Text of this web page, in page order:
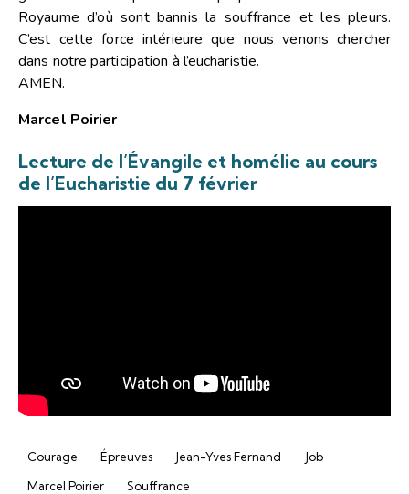
Royaume d’où sont bannis la souffrance et les pleurs.
C’est cette force intérieure que nous venons chercher
dans notre participation à l’eucharistie.
AMEN.
Marcel Poirier
Lecture de l’Évangile et homélie au cours
de l’Eucharistie du 7 février
Courage Épreuves Jean-Yves Fernand
Job
Marcel Poirier
Souffrance